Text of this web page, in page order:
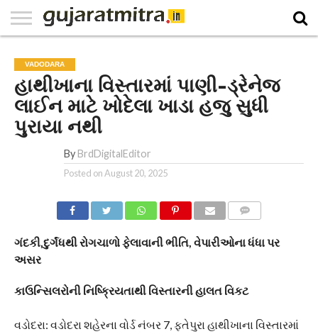
PAPER
NATIONAL
WORLD
BUSINESS
SPORTS
GUJARAT
OPINION
MORE
VADODARA
હાથીખાના વિસ્તારમાં પાણી-ડ્રેનેજ
લાઈન માટે ખોદેલા ખાડા હજુ સુધી
પુરાયા નથી
By BrdDigitalEditor
Posted onAugust 20, 2025
ગંદકી,દુર્ગંધથી રોગચાળો ફેલાવાની ભીતિ, વેપારીઓના ધંધા પર
અસર
કાઉન્સિલરોની નિષ્ક્રિયતાથી વિસ્તારની હાલત વિકટ
વડોદરા: વડોદરા શહેરના વોર્ડ નંબર 7, ફતેપુરા હાથીખાના વિસ્તારમાં